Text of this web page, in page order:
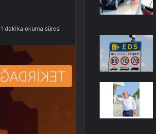
1 dakika okuma süresi